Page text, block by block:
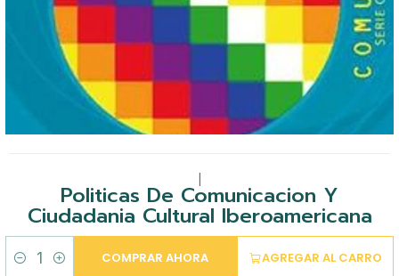
Politicas De Comunicacion Y
Ciudadania Cultural Iberoamericana
Cantidad
AGREGAR AL CARRO
COMPRAR AHORA